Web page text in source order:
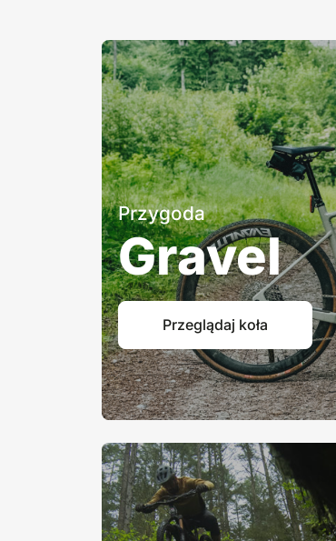
Przygoda
Gravel
Przeglądaj koła